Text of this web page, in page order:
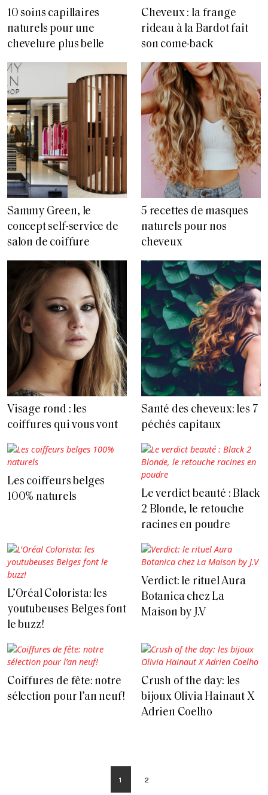
10 soins capillaires
naturels pour une
chevelure plus belle
Cheveux : la frange
rideau à la Bardot fait
son come-back
Sammy Green, le
concept self-service de
salon de coiffure
5 recettes de masques
naturels pour nos
cheveux
Visage rond : les
coiffures qui vous vont
Santé des cheveux: les 7
péchés capitaux
Les coiffeurs belges
100% naturels
Le verdict beauté : Black
2 Blonde, le retouche
racines en poudre
L’Oréal Colorista: les
youtubeuses Belges font
le buzz!
Verdict: le rituel Aura
Botanica chez La
Maison by J.V
Coiffures de fête: notre
sélection pour l’an neuf!
Crush of the day: les
bijoux Olivia Hainaut X
Adrien Coelho
1 2